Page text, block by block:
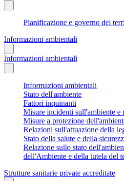
Pianificazione e governo del
Informazioni ambientali
Informazioni ambientali
Informazioni ambientali
Stato dell'ambiente
Fattori inquinanti
Misure incidenti sull'ambiente e
Misure a protezione
Relazioni sull'attuazione della
Stato della salute e della
Relazione sullo stato
dell'Ambiente e della tutela del
Strutture sanitarie private accreditate